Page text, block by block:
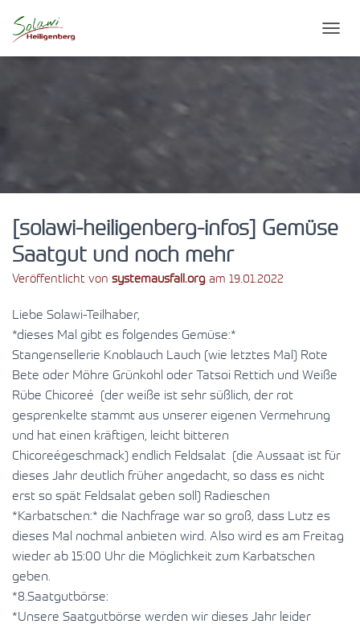
A
U
S
[solawi-heiligenberg-infos] Gemüse
Saatgut und noch mehr
Veröffentlicht von systemausfall.org am 19.01.2022
Liebe Solawi-Teilhaber,
*dieses Mal gibt es folgendes Gemüse:*
Stangensellerie Knoblauch Lauch (wie letztes Mal) Rote
Bete oder Möhre Grünkohl oder Tatsoi Rettich und Weiße
Rübe Chicoreé (der weiße ist sehr süßlich, der rot
gesprenkelte stammt aus unserer eigenen Vermehrung
und hat einen kräftigen, leicht bitteren
Chicoreégeschmack) endlich Feldsalat (die Aussaat ist für
dieses Jahr deutlich früher angedacht, so dass es nicht
erst so spät Feldsalat geben soll) Radieschen
*Karbatschen:* die Nachfrage war so groß, dass Lutz es
dieses Mal nochmal anbieten wird. Also wird es am Freitag
wieder ab 15:00 Uhr die Möglichkeit zum Karbatschen
geben.
*8.Saatgutbörse:
*Unsere Saatgutbörse werden wir dieses Jahr leider